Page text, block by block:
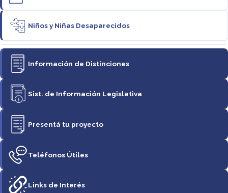
Niños y Niñas Desaparecidos
Información de Distinciones
Sist. de Información Legislativa
Presentá tu proyecto
Teléfonos Útiles
Links de Interés